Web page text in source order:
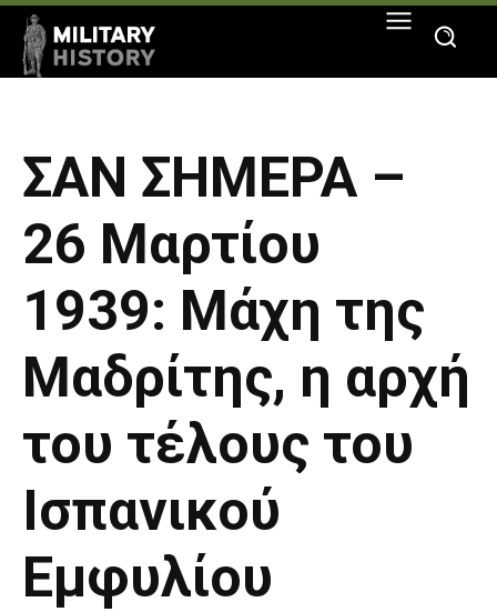
ΣΑΝ ΣΗΜΕΡΑ –
26 Μαρτίου
1939: Μάχη της
Μαδρίτης, η αρχή
του τέλους του
Ισπανικού
Εμφυλίου